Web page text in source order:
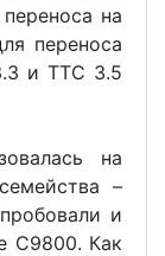
на
переноса
и ТТС 3.5
на
–
и
C9800. Как